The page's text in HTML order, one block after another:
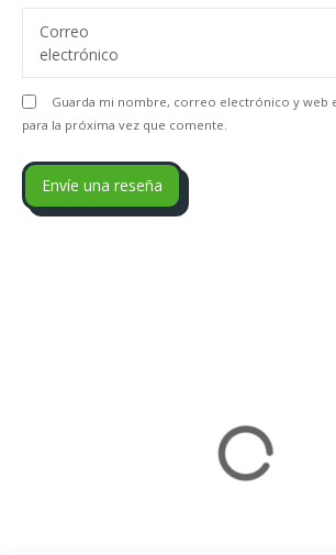
Correo
electrónico
Guarda mi nombre, correo electrónico y web
para la próxima vez que comente.